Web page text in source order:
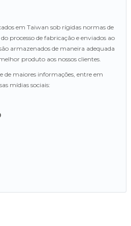
em Taiwan sob rígidas normas de
processo de fabricação e enviados ao
armazenados de maneira adequada
produto aos nossos clientes.
de maiores informações, entre em
mídias sociais: